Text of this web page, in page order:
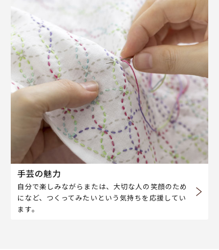
手芸の魅力
自分で楽しみながらまたは、大切な人の笑顔のため
になど、つくってみたいという気持ちを応援してい
ます。